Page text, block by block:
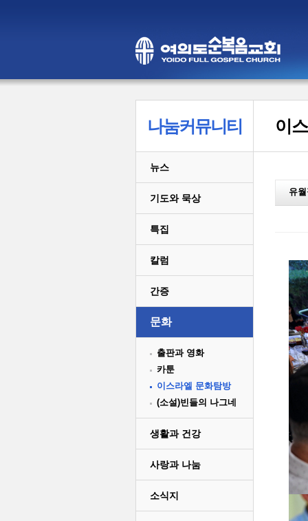
나눔커뮤니티
뉴스
기도와 묵상
특집
칼럼
간증
문화
출판과 영화
카툰
이스라엘 문화탐방
(소설)빈들의 나그네
생활과 건강
사랑과 나눔
소식지
이
유